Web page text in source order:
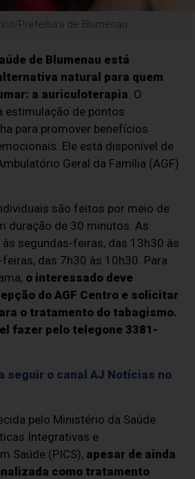
Prefeitura de Blumenau
de Blumenau está
natural para quem
a auriculoterapia . O
estimulação de pontos
para promover benefícios
Ele está disponível de
Geral da Família (AGF)
são feitos por meio de
duração de 30 minutos. As
segundas-feiras, das 13h30 às
das 7h30 às 10h30. Para
o interessado deve
do AGF Centro e solicitar
o tratamento do tabagismo.
fazer pelo telegone 3381-
seguir o canal AJ Notícias no
pelo Ministério da Saúde
Integrativas e
Saúde (PICS), apesar de ainda
como tratamento